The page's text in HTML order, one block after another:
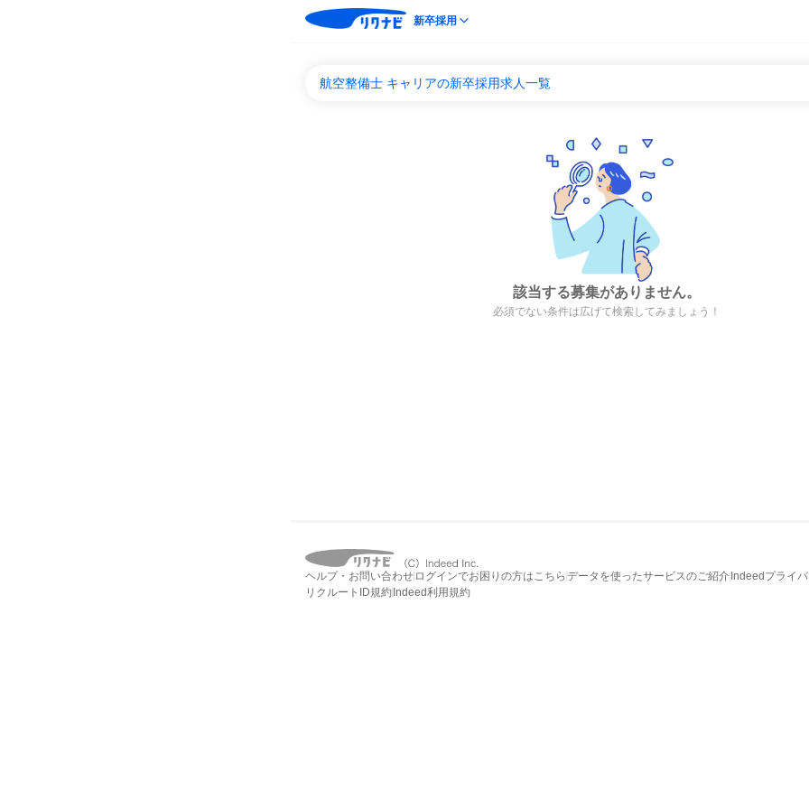
新卒採用
航空整備士 キャリアの新卒採用求人一覧
該当する募集がありません。
必須でない条件は広げて検索してみましょう！
ヘルプ・お問い合わせ ログインでお困りの方はこちら データを使ったサービスのご紹介 Indeedプライ
リクルートID規約 Indeed利用規約